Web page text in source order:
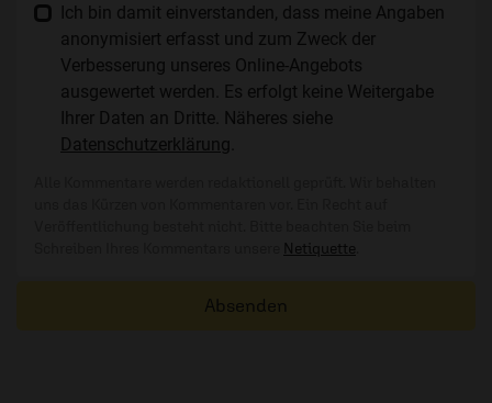
Ich bin damit einverstanden, dass meine Angaben
anonymisiert erfasst und zum Zweck der
Verbesserung unseres Online-Angebots
ausgewertet werden. Es erfolgt keine Weitergabe
Ihrer Daten an Dritte. Näheres siehe
Datenschutzerklärung
Netiquette
Absenden